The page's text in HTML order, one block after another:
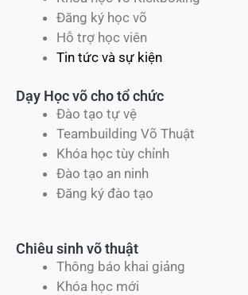
Đăng ký học võ
Hỗ trợ học viên
Tin tức và sự kiện
Dạy Học võ cho tổ chức
Đào tạo tự vệ
Teambuilding Võ Thuật
Khóa học tùy chỉnh
Đào tạo an ninh
Đăng ký đào tạo
Chiêu sinh võ thuật
Thông báo khai giảng
Khóa học mới